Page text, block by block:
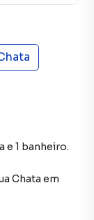
e 1 banheiro.
Chata em